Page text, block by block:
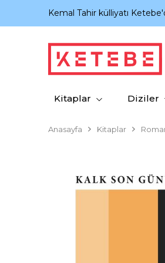
Kemal Tahir külliyatı
Kitaplar Diziler
Anasayfa Kitaplar